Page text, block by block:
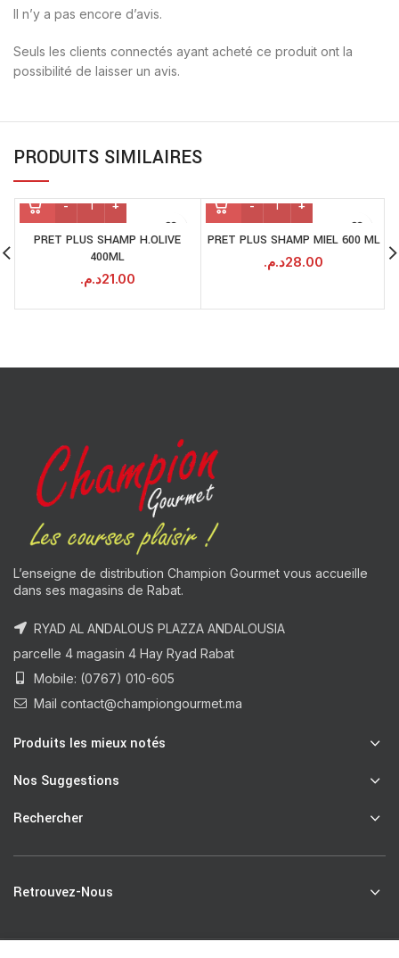
Il n’y a pas encore d’avis.
Seuls les clients connectés ayant acheté ce produit ont la
possibilité de laisser un avis.
PRODUITS SIMILAIRES
PRET PLUS SHAMP H.OLIVE
400ML
21.00د.م.
PRET PLUS SHAMP MIEL 600 ML
28.00د.م.
L’enseigne de distribution Champion Gourmet vous accueille
dans ses magasins de Rabat.
RYAD AL ANDALOUS PLAZZA ANDALOUSIA
parcelle 4 magasin 4 Hay Ryad Rabat
Mobile: (0767) 010-605
Mail contact@championgourmet.ma
Produits les mieux notés
Nos Suggestions
Rechercher
Retrouvez-Nous